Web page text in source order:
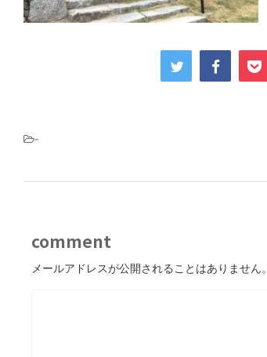
-
comment
メールアドレスが公開されることはありません。